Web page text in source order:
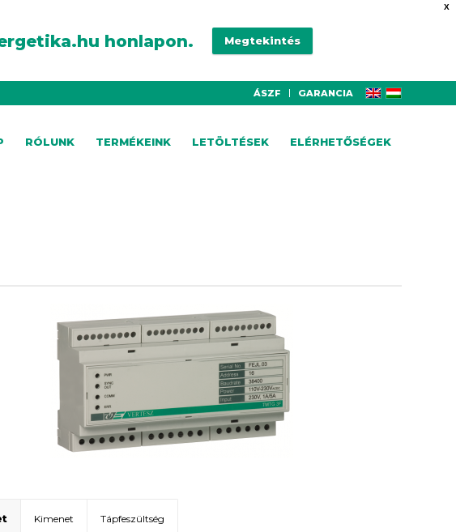
X
honlapon. Megtekintés
ÁSZF GARANCIA
RÓLUNK TERMÉKEINK LETÖLTÉSEK ELÉRHETŐSÉGEK
Kimenet Tápfeszültség